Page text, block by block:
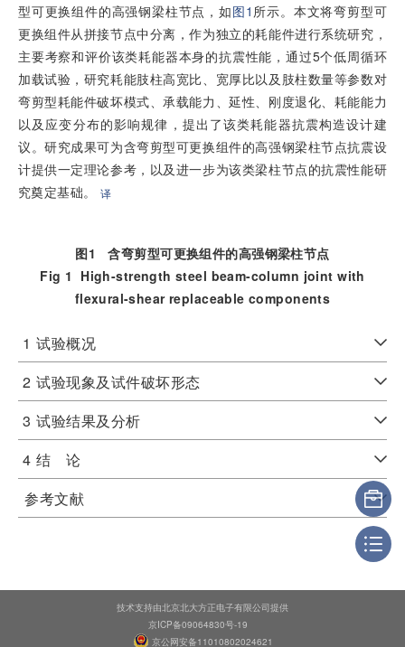
型可更换组件的高强钢梁柱节点，如图1 所示。本文将弯剪型可
更换组件从拼接节点中分离，作为独立的耗能件进行系统研究，
主要考察和评价该类耗能器本身的抗震性能，通过5个低周循环
加载试验，研究耗能肢柱高宽比、宽厚比以及肢柱数量等参数对
弯剪型耗能件破坏模式、承载能力、延性、刚度退化、耗能能力
以及应变分布的影响规律，提出了该类耗能器抗震构造设计建
议。研究成果可为含弯剪型可更换组件的高强钢梁柱节点抗震设
计提供一定理论参考，以及进一步为该类梁柱节点的抗震性能研
究奠定基础。
译
图1
含弯剪型可更换组件的高强钢梁柱节点
Fig 1 High-strength steel beam-column joint with
flexural-shear replaceable components
1 试验概况
2 试验现象及试件破坏形态
3 试验结果及分析
4 结 论
参考文献
技术支持由北京北大方正电子有限公司提供
京ICP备09064830号-19
京公网安备11010802024621